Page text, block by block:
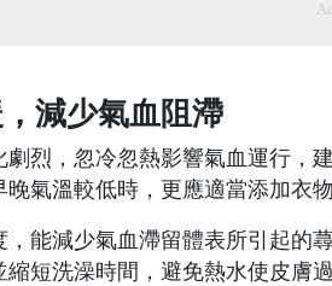
減少氣血阻滯
劇烈，忽冷忽熱影響氣血運行，
晚氣溫較低時，更應適當添加衣
，能減少氣血滯留體表所引起的
短洗澡時間，避免熱水使皮膚